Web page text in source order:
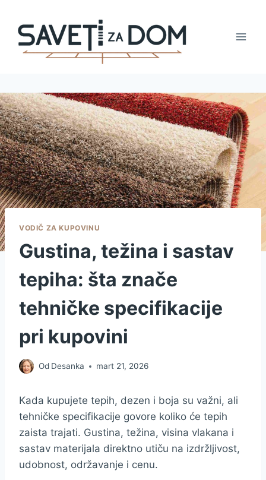
content
VODIČ ZA KUPOVINU
Gustina, težina i sastav
tepiha: šta znače
tehničke specifikacije
pri kupovini
Od Desanka mart 21, 2026
Kada kupujete tepih, dezen i boja su važni, ali
tehničke specifikacije govore koliko će tepih
zaista trajati. Gustina, težina, visina vlakana i
sastav materijala direktno utiču na izdržljivost,
udobnost, održavanje i cenu.